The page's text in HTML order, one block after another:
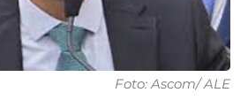
Foto: Ascom/ ALE